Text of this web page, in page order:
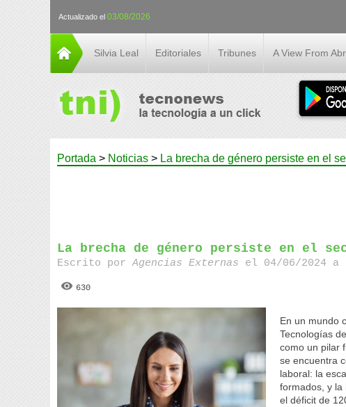
Actualizado el 03/08/2026
Silvia Leal Editoriales Tribunes A View From
Portada > Noticias > La brecha de género persiste en el
La brecha de género persiste en el
Escrito porAgencias Externas el 04/06/2024 a
630
En un mundo
Tecnologías
como un pilar
se encuentra
laboral: la
formados, y la
el déficit de